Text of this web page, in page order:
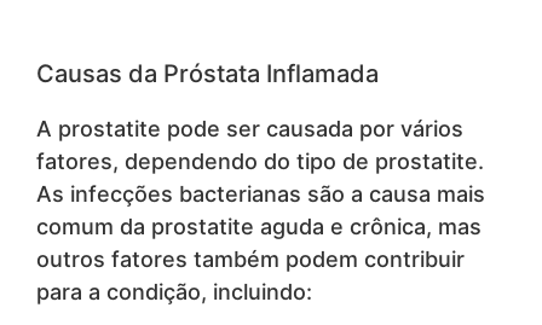
Causas da Próstata Inflamada
A prostatite pode ser causada por vários
fatores, dependendo do tipo de prostatite.
As infecções bacterianas são a causa mais
comum da prostatite aguda e crônica, mas
outros fatores também podem contribuir
para a condição, incluindo: